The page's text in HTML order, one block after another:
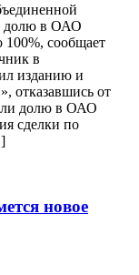
долю в ОАО
сообщает
в
изданию и
отказавшись от
долю в ОАО
сделки по
новое